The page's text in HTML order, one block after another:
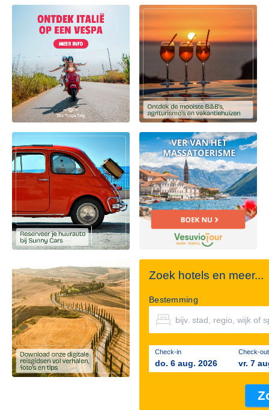
Zoek hotels en meer...
Bestemming
Check-in
do. 6 aug. 2026
Check-out
vr. 7